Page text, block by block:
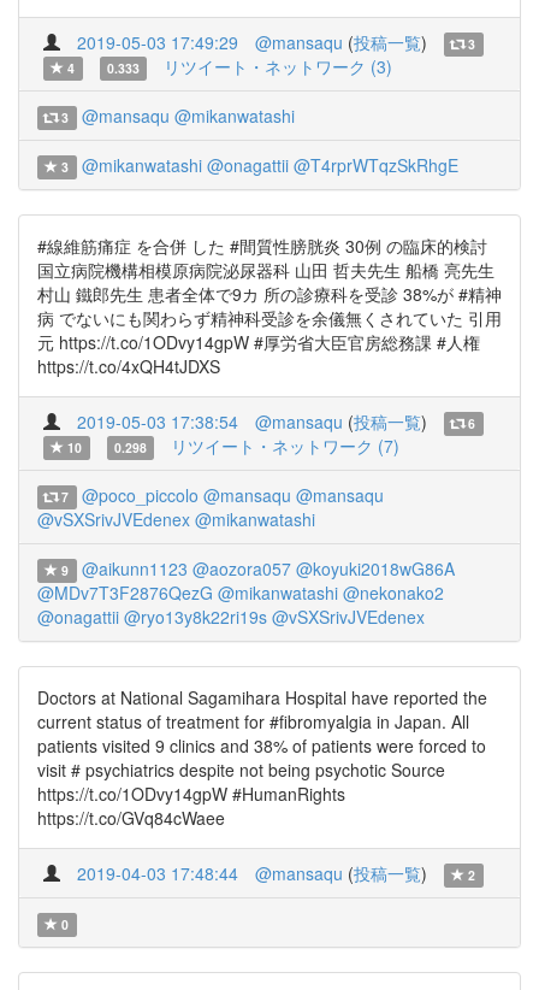
2019-05-03 17:49:29 @mansaqu (投稿一覧)
3
4
0.333 リツイート・ネットワーク (3)
3 @mansaqu @mikanwatashi
3 @mikanwatashi @onagattii @T4rprWTqzSkRhgE
#線維筋痛症 を合併 した #間質性膀胱炎 30例 の臨床的検討
国立病院機構相模原病院泌尿器科 山田 哲夫先生 船橋 亮先生
村山 鐵郎先生 患者全体で9カ 所の診療科を受診 38%が #精神
病 でないにも関わらず精神科受診を余儀無くされていた 引用
元 https://t.co/1ODvy14gpW #厚労省大臣官房総務課 #人権
https://t.co/4xQH4tJDXS
2019-05-03 17:38:54 @mansaqu (投稿一覧)
6
10
0.298 リツイート・ネットワーク (7)
7 @poco_piccolo @mansaqu @mansaqu
@vSXSrivJVEdenex @mikanwatashi
9 @aikunn1123 @aozora057 @koyuki2018wG86A
@MDv7T3F2876QezG @mikanwatashi @nekonako2
@onagattii @ryo13y8k22ri19s @vSXSrivJVEdenex
Doctors at National Sagamihara Hospital have reported the
current status of treatment for #fibromyalgia in Japan. All
patients visited 9 clinics and 38% of patients were forced to
visit # psychiatrics despite not being psychotic Source
https://t.co/1ODvy14gpW #HumanRights
https://t.co/GVq84cWaee
2019-04-03 17:48:44 @mansaqu (投稿一覧) 2
0